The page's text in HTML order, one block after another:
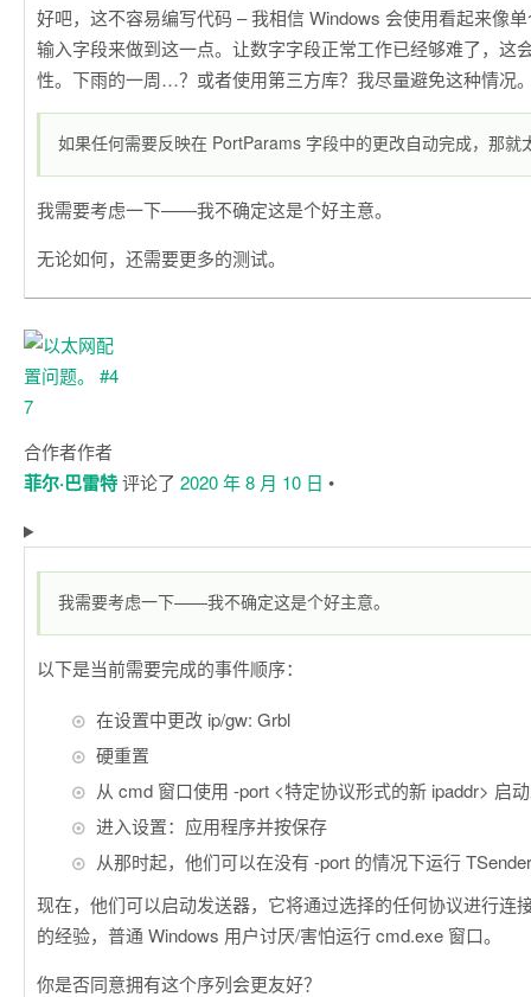
好吧，这不容易编写代码 – 我相信 Windows 会使用看起来像
输入字段来做到这一点。让数字字段正常工作已经够难了，这
性。下雨的一周…？或者使用第三方库？我尽量避免这种情况
如果任何需要反映在 PortParams 字段中的更改自动完成，那就
我需要考虑一下——我不确定这是个好主意。
无论如何，还需要更多的测试。
合作者作者
菲尔·巴雷特评论了 2020 年 8 月 10 日 •
我需要考虑一下——我不确定这是个好主意。
以下是当前需要完成的事件顺序：
在设置中更改 ip/gw: Grbl
硬重置
从 cmd 窗口使用 -port <特定协议形式的新 ipaddr> 启
进入设置：应用程序并按保存
从那时起，他们可以在没有 -port 的情况下运行 TSender
现在，他们可以启动发送器，它将通过选择的任何协议进行连
的经验，普通 Windows 用户讨厌/害怕运行 cmd.exe 窗口。
你是否同意拥有这个序列会更友好？